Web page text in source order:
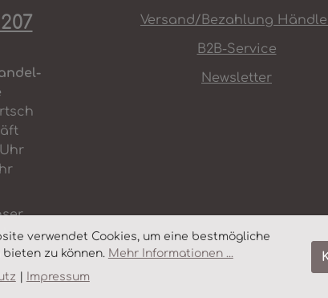
.
Versand/Bezahlung
B2B-Service
Newsletter
verwendet Cookies, um eine bestmögliche
bieten zu können. Mehr Informationen ...
Impressum